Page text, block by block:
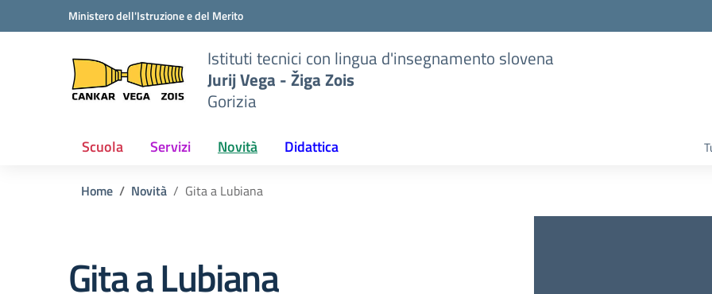
Vai ai contenuti
Vai al menu di navigazioneMinistero dell'Istruzione e del Merito
Istituti tecnici con lingua d'insegnamento slovena
Jurij Vega - Žiga Zois
Gorizia
Scuola Servizi Novità Didattica
Home Novità Gita a Lubiana
Gita a Lubiana